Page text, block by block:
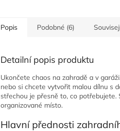
Popis Podobné (6)
Detailní popis produktu
Ukončete chaos na zahradě a v
nebo si chcete vytvořit malou dílnu s
střechou je přesně to, co
organizované místo.
Hlavní přednosti